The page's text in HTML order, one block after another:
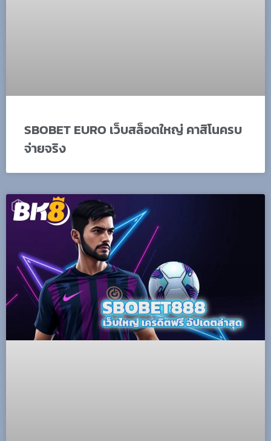
SBOBET EURO เว็บสล็อตใหญ่ คาสิโนครบ
จ่ายจริง